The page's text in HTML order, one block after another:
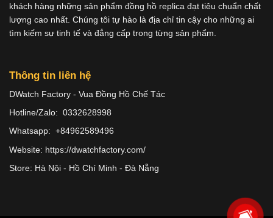
khách hàng những sản phẩm đồng hồ replica đạt tiêu chuẩn chất
lượng cao nhất. Chúng tôi tự hào là địa chỉ tin cậy cho những ai
tìm kiếm sự tinh tế và đẳng cấp trong từng sản phẩm.
Thông tin liên hệ
DWatch Factory - Vua Đồng Hồ Chế Tác
Hotline/Zalo: 0332628998
Whatsapp: +84962589496
Website: https://dwatchfactory.com/
Store: Hà Nội - Hồ Chí Minh - Đà Nẵng